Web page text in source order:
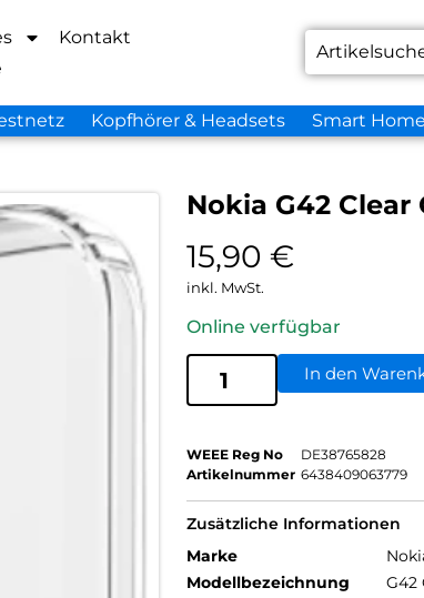
Kontakt
Kopfhörer & Headsets Smart
Nokia G42 Clear
15,90 €
inkl. MwSt.
Online verfügbar
In den
WEEE Reg No
DE38765828
Artikelnummer 6438409063779
Zusätzliche Informationen
Marke
Modellbezeichnung
G42